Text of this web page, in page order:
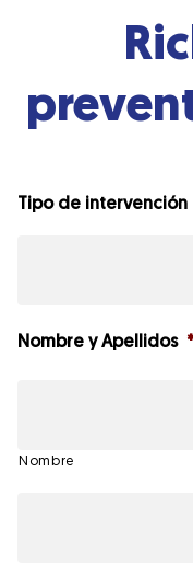
Tipo de intervención
Nombre y Apellidos
Nombre